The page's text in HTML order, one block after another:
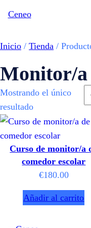
Ceneo
Inicio / Tienda /
Monitor/a
Mostrando el único
resultado
Curso de monitor/a
comedor escolar
€180.00
Añadir al carrito